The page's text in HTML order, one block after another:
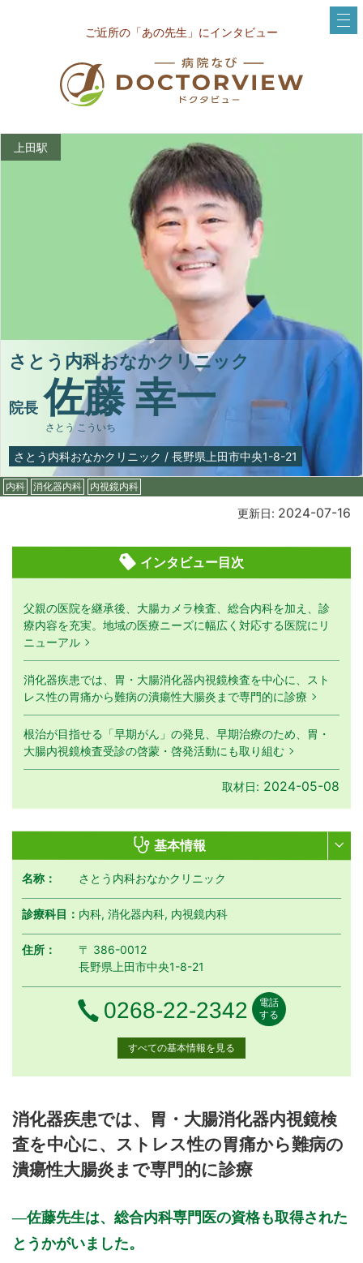
ご近所の「あの先生」にインタビュー
上田駅
さとう内科おなかクリニック
院長 佐藤 幸一
さとう こういち
さとう内科おなかクリニック / 長野県上田市中央1-8-21
内科 消化器内科 内視鏡内科
更新日: 2024-07-16
インタビュー目次
父親の医院を継承後、大腸カメラ検査、総合内科を加え、診
療内容を充実。地域の医療ニーズに幅広く対応する医院にリ
ニューアル
消化器疾患では、胃・大腸消化器内視鏡検査を中心に、スト
レス性の胃痛から難病の潰瘍性大腸炎まで専門的に診療
根治が目指せる「早期がん」の発見、早期治療のため、胃・
大腸内視鏡検査受診の啓蒙・啓発活動にも取り組む
取材日: 2024-05-08
基本情報
名称： さとう内科おなかクリニック
診療科目： 内科, 消化器内科, 内視鏡内科
住所：
〒 386-0012
長野県上田市中央1-8-21
電話番号
0268-22-2342
電話
する
すべての基本情報を見る
9:00～12:00
● ● ●
●
14:30～17:30
● ● ● ●
い。
※診療時間や臨時休診・診療内容等について、事前に必ず医療
消化器疾患では、胃・大腸消化器内視鏡検
査を中心に、ストレス性の胃痛から難病の
潰瘍性大腸炎まで専門的に診療
佐藤先生は、総合内科専門医の資格も取得された
とうかがいました。